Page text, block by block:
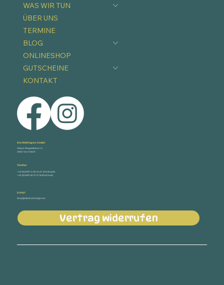
WAS WIR TUN
ÜBER UNS
TERMINE
BLOG
ONLINESHOP
GUTSCHEINE
KONTAKT
Die Stöttingers GmbH
Obere Pappelleiten 14
4655 Vorchdorf
Telefon
+43 (0) 699 14 05 54 51 (Christoph)
+43 (0) 699 18 10 13 18 (Stefanie)
E-Mail
shop@diestoettingers.at
Vertrag widerrufen